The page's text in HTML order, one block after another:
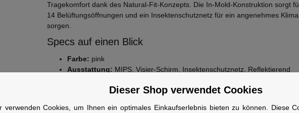
Tragekomfort dank des Natural-Fit-Konzepts. Die In-Mold-Konstruktion sorgt
14 Belüftungsöffnungen und ein Insektenschutznetz für ein angenehmes
sorgen.
Specs auf einen Blick
Farbe: pink
Ausstattung: MIPS, Visier-Schirm, Insektenschutznetz, Reflektierend
EPS In-Mould
Dieser Shop verwendet Cookies
verwenden Cookies, um Ihnen ein optimales Einkaufserlebnis bieten zu können. Diese